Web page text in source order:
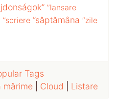
”lansare
”scriere ”săptămâna ”zile
Tags
mărime| Cloud Listare